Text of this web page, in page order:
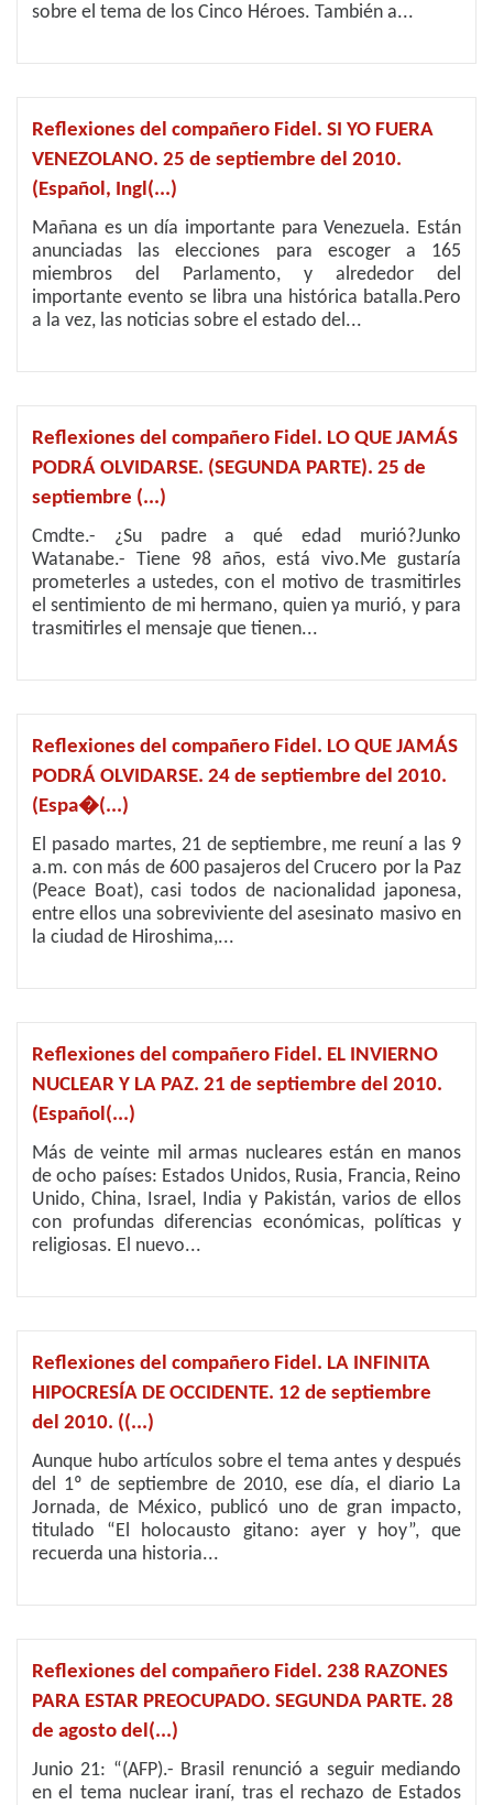
sobre el tema de los Cinco Héroes. También a...
Reflexiones del compañero Fidel. SI YO FUERA
VENEZOLANO. 25 de septiembre del 2010.
(Español, Ingl(...)
Mañana es un día importante para Venezuela. Están
anunciadas las elecciones para escoger a 165
miembros del Parlamento, y alrededor del
importante evento se libra una histórica batalla.Pero
a la vez, las noticias sobre el estado del...
Reflexiones del compañero Fidel. LO QUE JAMÁS
PODRÁ OLVIDARSE. (SEGUNDA PARTE). 25 de
septiembre (...)
Cmdte.- ¿Su padre a qué edad murió?Junko
Watanabe.- Tiene 98 años, está vivo.Me gustaría
prometerles a ustedes, con el motivo de trasmitirles
el sentimiento de mi hermano, quien ya murió, y para
trasmitirles el mensaje que tienen...
Reflexiones del compañero Fidel. LO QUE JAMÁS
PODRÁ OLVIDARSE. 24 de septiembre del 2010.
(Espa�(...)
El pasado martes, 21 de septiembre, me reuní a las 9
a.m. con más de 600 pasajeros del Crucero por la Paz
(Peace Boat), casi todos de nacionalidad japonesa,
entre ellos una sobreviviente del asesinato masivo en
la ciudad de Hiroshima,...
Reflexiones del compañero Fidel. EL INVIERNO
NUCLEAR Y LA PAZ. 21 de septiembre del 2010.
(Español(...)
Más de veinte mil armas nucleares están en manos
de ocho países: Estados Unidos, Rusia, Francia, Reino
Unido, China, Israel, India y Pakistán, varios de ellos
con profundas diferencias económicas, políticas y
religiosas. El nuevo...
Reflexiones del compañero Fidel. LA INFINITA
HIPOCRESÍA DE OCCIDENTE. 12 de septiembre
del 2010. ((...)
Aunque hubo artículos sobre el tema antes y después
del 1º de septiembre de 2010, ese día, el diario La
Jornada, de México, publicó uno de gran impacto,
titulado “El holocausto gitano: ayer y hoy”, que
recuerda una historia...
Reflexiones del compañero Fidel. 238 RAZONES
PARA ESTAR PREOCUPADO. SEGUNDA PARTE. 28
de agosto del(...)
Junio 21: “(AFP).- Brasil renunció a seguir mediando
en el tema nuclear iraní, tras el rechazo de Estados